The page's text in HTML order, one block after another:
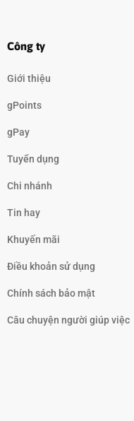
Công ty
Giới thiệu
gPoints
gPay
Tuyển dụng
Chi nhánh
Tin hay
Khuyến mãi
Điều khoản sử dụng
Chính sách bảo mật
Câu chuyện người giúp việc